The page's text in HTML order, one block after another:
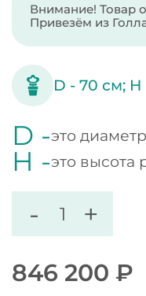
Внимание! Товар
Привезём из
D -70 см;
D -это
H -это высота
- +
846 200 ₽